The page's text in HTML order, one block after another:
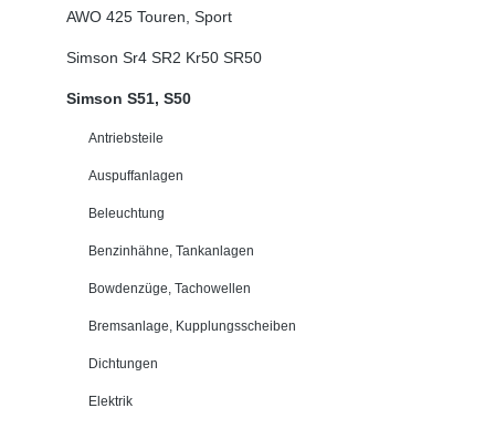
AWO 425 Touren, Sport
Simson Sr4 SR2 Kr50 SR50
Simson S51, S50
Antriebsteile
Auspuffanlagen
Beleuchtung
Benzinhähne, Tankanlagen
Bowdenzüge, Tachowellen
Bremsanlage, Kupplungsscheiben
Dichtungen
Elektrik